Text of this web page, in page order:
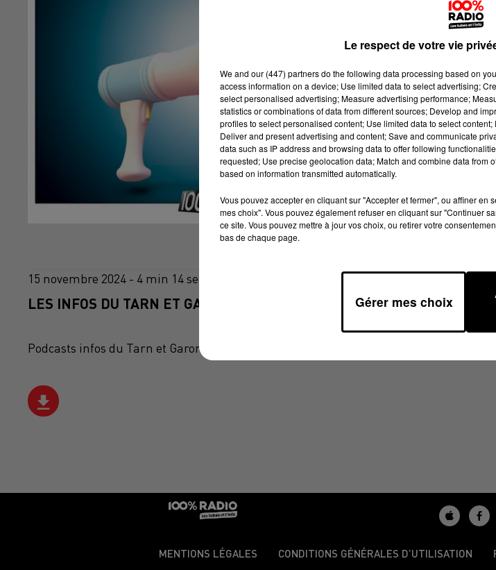
15 novembre 2024 - 4 min 14 sec
LES INFOS DU TARN ET GARONNE DU 15/11/2024 À 07H30
Podcasts infos du Tarn et Garonne
MENTIONS LÉGALES CONDITIONS GÉNÉRALES D’UTILISATION
Le respect de votre vie
We and our (447) partnersdo the following data processing based on
access information on a device; Use limited data to select advertising;
select personalised advertising; Measure advertising performance;
statistics or combinations of data from different sources; Develop and
profiles to select personalised content; Use limited data to select
Deliver and present advertising and content; Save and communicate
data such as IP address and browsing data to offer following
requested; Use precise geolocation data; Match and combine data from
based on information transmitted automatically.
Vous pouvez accepter en cliquant sur "Accepter et fermer", ou affiner
mes choix". Vous pouvez également refuser en cliquant sur "Continuer
ce site. Vous pouvez mettre à jour vos choix, ou retirer votre
bas de chaque page.
Gérer mes choix